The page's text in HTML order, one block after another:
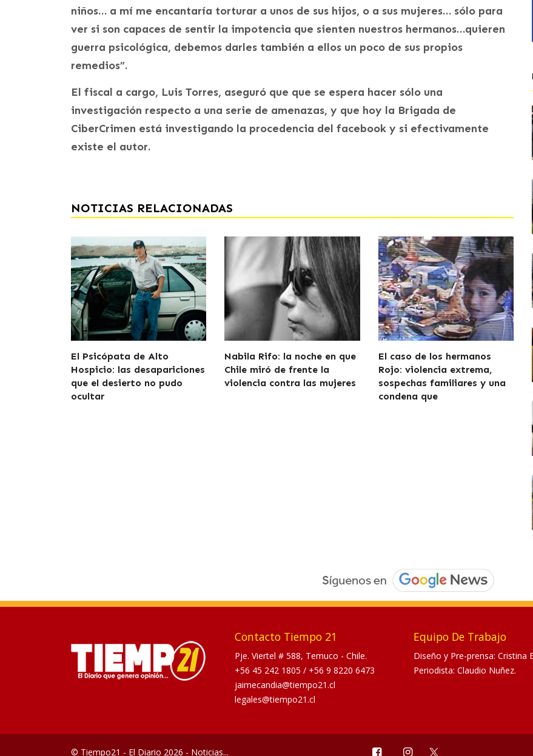
niños… a mí me encantaría torturar a unos de sus hijos, o a sus mujeres… sólo para
ver si son capaces de sentir la impotencia que sienten nuestros hermanos…quieren
guerra psicológica, debemos darles también a ellos un poco de sus propios
remedios”.
El fiscal a cargo, Luis Torres, aseguró que que se espera hacer sólo una
investigación respecto a una serie de amenazas, y que hoy la Brigada de
CiberCrimen está investigando la procedencia del facebook y si efectivamente
existe el autor.
NOTICIAS RELACIONADAS
El Psicópata de Alto
Hospicio: las desapariciones
que el desierto no pudo
ocultar
Nabila Rifo: la noche en que
Chile miró de frente la
violencia contra las mujeres
El caso de los hermanos
Rojo: violencia extrema,
sospechas familiares y una
condena que
Contacto Tiempo 21
Pje. Viertel # 588, Temuco - Chile.
+56 45 242 1805 / +56 9 8220 6473
jaimecandia@tiempo21.cl
legales@tiempo21.cl
Equipo De Trabajo
Diseño y Pre-prensa: Cristina
Periodista: Claudio Nuñez.
© Tiempo21 - El Diario 2026 - Noticias...